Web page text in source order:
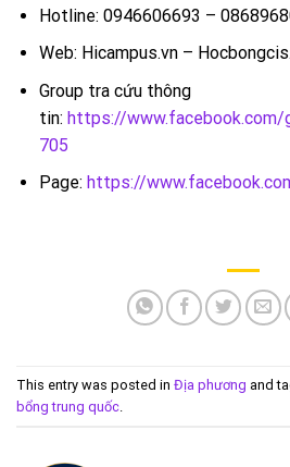
Hotline: 0946606693 –
Web: Hicampus.vn –
Group tra cứu thông
tin: https://www.facebook.com/
705
Page: https://
This entry was posted in Địa phương and
bổng trung quốc